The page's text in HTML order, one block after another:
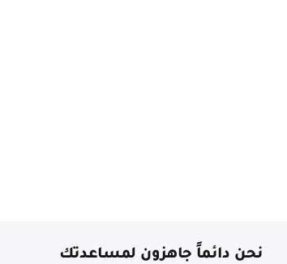
نحن دائماً جاهزون لمساعدتك